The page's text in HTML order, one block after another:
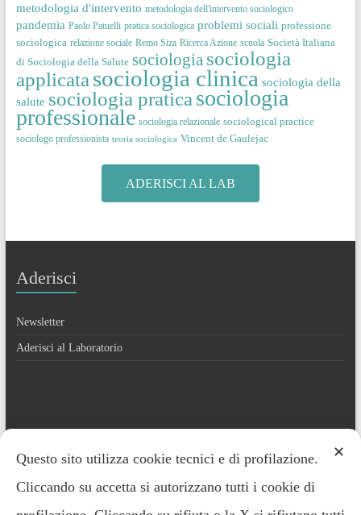
metodologia d'intervento metodologia dell'intervento sociologico
pandemia Paolo Patuelli pratica sociologica problemi sociali professione
sociologica relazione sociale Remo Siza Ricerca Azione scuola Società Italiana
di Sociologia della Salute sociologia sociologia
applicata sociologia clinica sociologia della
salute sociologia pratica sociologia
professionale sociologia relazionale sociological practice
sociologo professionista teoria sociologica Vincent de Gaulejac
ADERISCI AL LAB
Aderisci
Newsletter
Aderisci al Laboratorio
Contatti ✕
Questo sito utilizza cookie tecnici e di profilazione.
Cliccando su accetta si autorizzano tutti i cookie di